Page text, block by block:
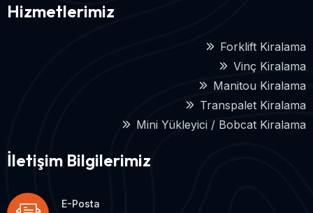
Hizmetlerimiz
Forklift Kiralama
Vinç Kiralama
Manitou Kiralama
Transpalet Kiralama
Mini Yükleyici / Bobcat Kiralama
İletişim Bilgilerimiz
E-Posta